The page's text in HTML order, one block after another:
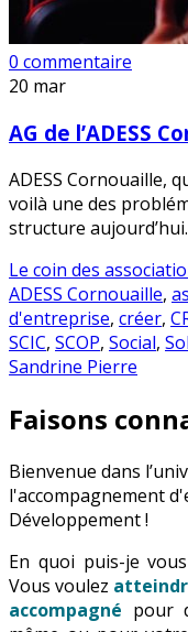
0 commentaire
20 mar
AG de l’ADESS
ADESS Cornouaille,
voilà une des
structure aujourd’hui.
Le coin des
ADESS Cornouaille,
d'entreprise, créer,
SCIC, SCOP, Social,
Sandrine Pierre
Faisons
Bienvenue dans
l'accompagnement
Développement !
En quoi puis-je vous
Vous voulez
accompagné pour